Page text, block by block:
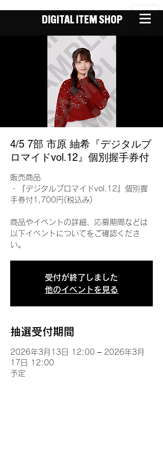
DIGITAL ITEM SHOP
4/5 7部 市原 紬希『デジタルブ
ロマイドvol.12』個別握手券付
販売商品
・『デジタルブロマイドvol.12』個別握
手券付1,700円(税込み)
商品やイベントの詳細、応募期間などは
以下イベントについてをご確認くださ
い。
受付が終了しました
他のイベントを見る
抽選受付期間
2026年3月13日 12:00 – 2026年3月
17日 12:00
予定